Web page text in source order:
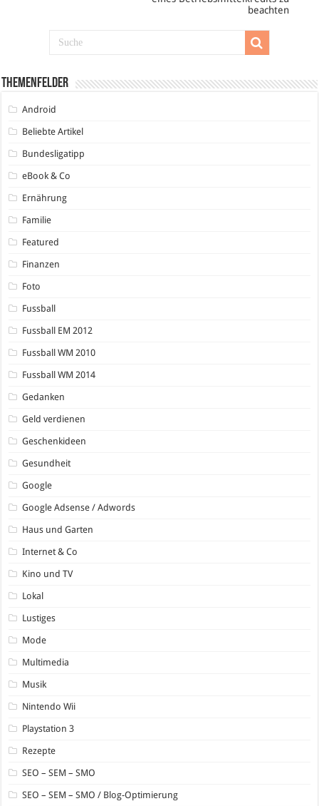
beachten
Themenfelder
Android
Beliebte Artikel
Bundesligatipp
eBook & Co
Ernährung
Familie
Featured
Finanzen
Foto
Fussball
Fussball EM 2012
Fussball WM 2010
Fussball WM 2014
Gedanken
Geld verdienen
Geschenkideen
Gesundheit
Google
Google Adsense / Adwords
Haus und Garten
Internet & Co
Kino und TV
Lokal
Lustiges
Mode
Multimedia
Musik
Nintendo Wii
Playstation 3
Rezepte
SEO – SEM – SMO
SEO – SEM – SMO / Blog-Optimierung